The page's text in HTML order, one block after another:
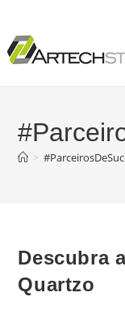
>
Descubra
Quartzo